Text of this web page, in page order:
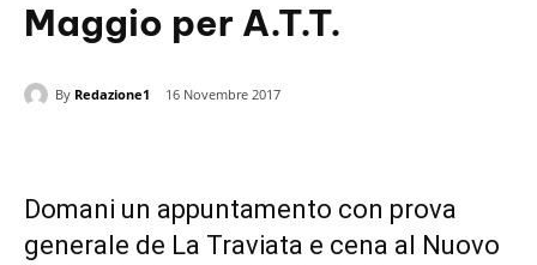
Maggio per A.T.T.
By Redazione1 16 Novembre 2017
Domani un appuntamento con prova
generale de La Traviata e cena al Nuovo